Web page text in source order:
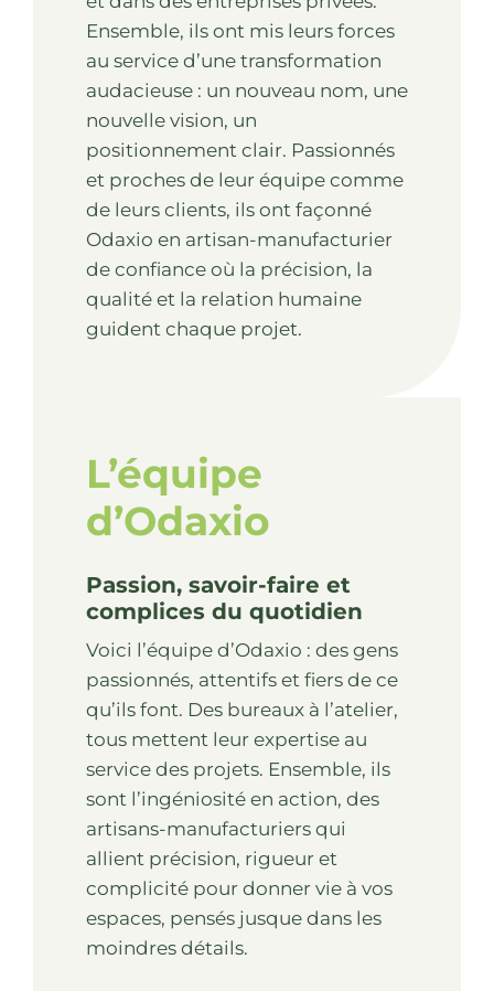
Ensemble, ils ont mis leurs forces
au service d’une transformation
audacieuse : un nouveau nom, une
nouvelle vision, un
positionnement clair. Passionnés
et proches de leur équipe comme
de leurs clients, ils ont façonné
Odaxio en artisan-manufacturier
de confiance où la précision, la
qualité et la relation humaine
guident chaque projet.
L’équipe
d’Odaxio
Passion, savoir-faire et
complices du quotidien
Voici l’équipe d’Odaxio : des gens
passionnés, attentifs et fiers de ce
qu’ils font. Des bureaux à l’atelier,
tous mettent leur expertise au
service des projets. Ensemble, ils
sont l’ingéniosité en action, des
artisans-manufacturiers qui
allient précision, rigueur et
complicité pour donner vie à vos
espaces, pensés jusque dans les
moindres détails.